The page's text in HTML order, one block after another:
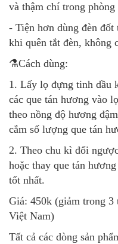
và thậm chí trong phòng
- Tiện hơn dùng đèn
khi quên tắt đèn, không
⚗️Cách dùng:
1. Lấy lọ đựng tinh dầu
các que tán hương vào
theo nồng độ hương
cắm số lượng que tán
2. Theo chu kì đổi
hoặc thay que tán
tốt nhất.
Giá: 450k (giảm trong 3
Việt Nam)
Tất cả các dòng sản